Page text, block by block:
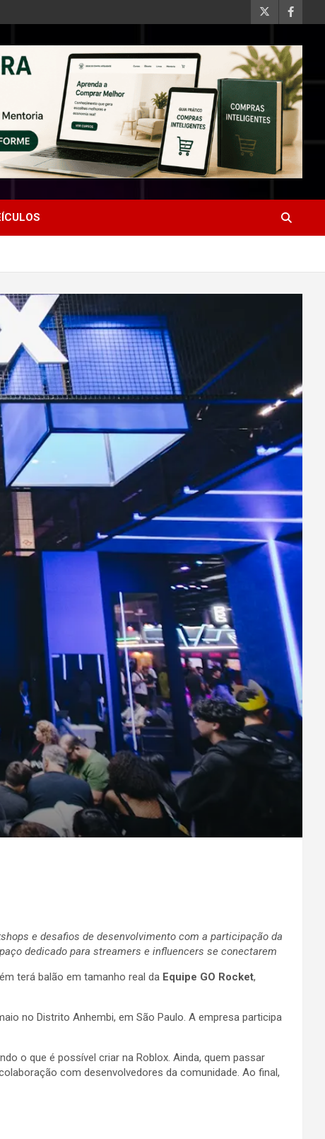
e desafios de desenvolvimento com a participação da
dedicado para streamers e influencers se conectarem
terá balão em tamanho real da Equipe GO Rocket,
no Distrito Anhembi, em São Paulo. A empresa participa
o que é possível criar na Roblox. Ainda, quem passar
com desenvolvedores da comunidade. Ao final,